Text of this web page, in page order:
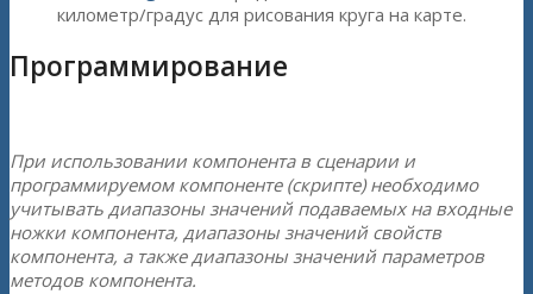
километр/градус для рисования круга на карте.
Программирование
При использовании компонента в сценарии и
программируемом компоненте (скрипте) необходимо
учитывать диапазоны значений подаваемых на входные
ножки компонента, диапазоны значений свойств
компонента, а также диапазоны значений параметров
методов компонента.